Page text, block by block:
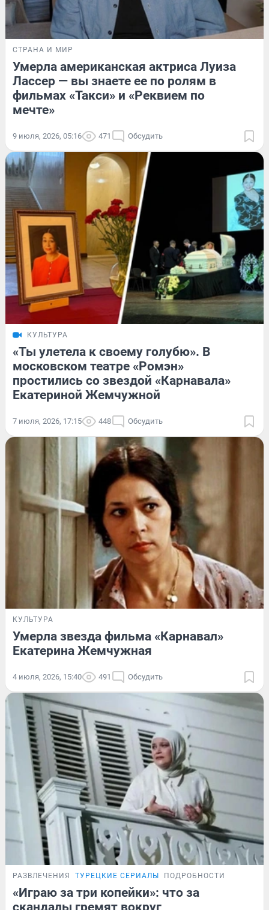
СТРАНА И МИР
Умерла американская актриса Луиза
Лассер — вы знаете ее по ролям в
фильмах «Такси» и «Реквием по
мечте»
9 июля, 2026, 05:16 471 Обсудить
КУЛЬТУРА
«Ты улетела к своему голубю». В
московском театре «Ромэн»
простились со звездой «Карнавала»
Екатериной Жемчужной
7 июля, 2026, 17:15 448 Обсудить
КУЛЬТУРА
Умерла звезда фильма «Карнавал»
Екатерина Жемчужная
4 июля, 2026, 15:40 491 Обсудить
РАЗВЛЕЧЕНИЯ ТУРЕЦКИЕ СЕРИАЛЫ ПОДРОБНОСТИ
«Играю за три копейки»: что за
скандалы гремят вокруг